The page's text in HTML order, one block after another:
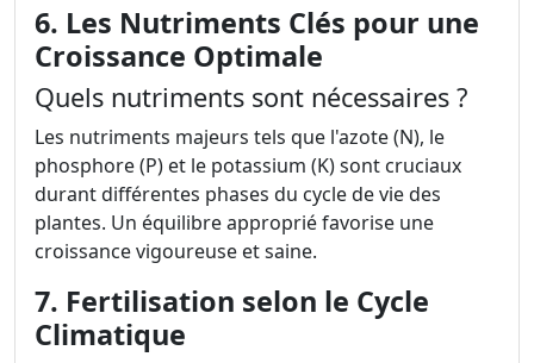
6. Les Nutriments Clés pour une
Croissance Optimale
Quels nutriments sont nécessaires ?
Les nutriments majeurs tels que l'azote (N), le
phosphore (P) et le potassium (K) sont cruciaux
durant différentes phases du cycle de vie des
plantes. Un équilibre approprié favorise une
croissance vigoureuse et saine.
7. Fertilisation selon le Cycle
Climatique